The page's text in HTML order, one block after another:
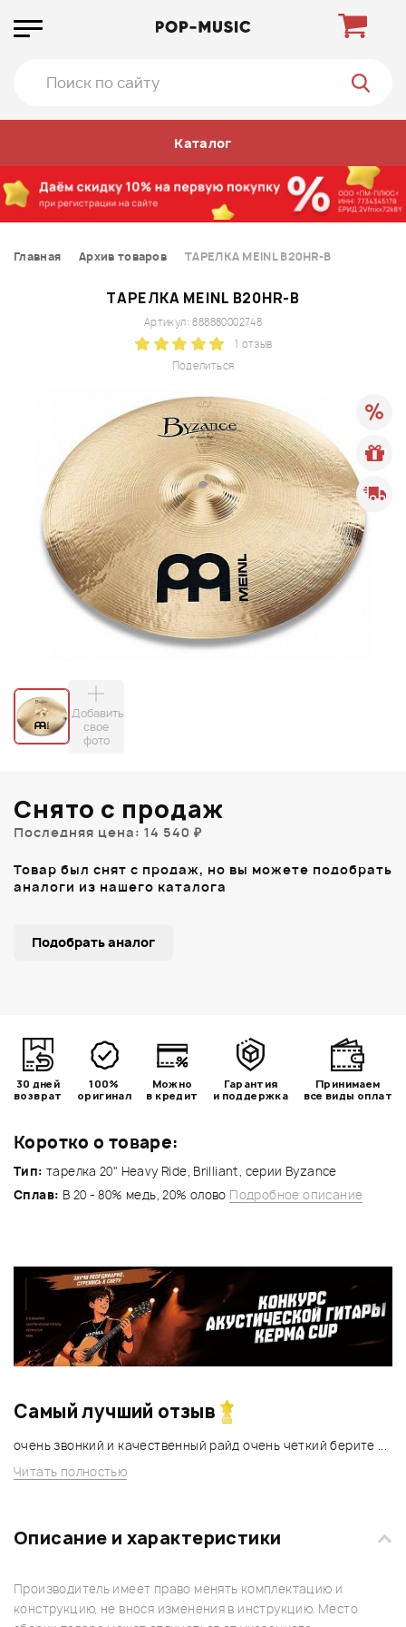
Каталог
Главная Архив товаров ТАРЕЛКА MEINL B20HR-B
ТАРЕЛКА MEINL B20HR-B
Поделиться
Артикул: 888880002748
1 отзыв
Добавить
свое
фото
Коротко о товаре:
Тип: тарелка 20" Heavy Ride, Brilliant, серии Byzance
Сплав: B 20 - 80% медь, 20% олово Подробное описание
Снято с продаж
Последняя цена: 14 540 ₽
Товар был снят с продаж, но вы можете подобрать
аналоги из нашего каталога
Подобрать аналог
30 дней
возврат
100%
оригинал
Можно
в кредит
Гарантия
и поддержка
Принимаем
все виды оплат
Самый лучший отзыв
очень звонкий и качественный райд очень четкий берите ...
Читать полностью
Описание и характеристики
Производитель имеет право менять комплектацию и
конструкцию, не внося изменения в инструкцию. Место